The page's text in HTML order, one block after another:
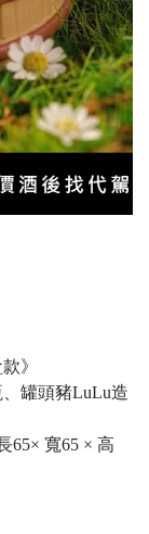
》
罐頭豬LuLu造
65× 寬65 × 高